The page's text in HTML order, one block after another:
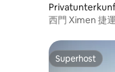
西門 Ximen 捷
Superhost
Superhost